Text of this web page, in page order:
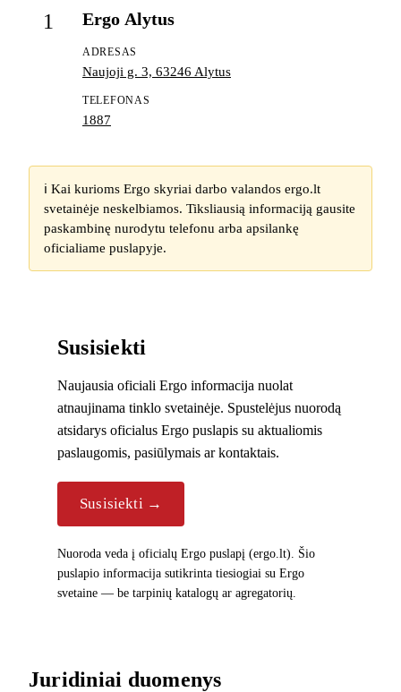
1 Ergo Alytus
ADRESAS
Naujoji g. 3, 63246 Alytus
TELEFONAS
1887
ℹ️ Kai kurioms Ergo skyriai darbo valandos ergo.lt
svetainėje neskelbiamos. Tiksliausią informaciją gausite
paskambinę nurodytu telefonu arba apsilankę
oficialiame puslapyje.
Susisiekti
Naujausia oficiali Ergo informacija nuolat
atnaujinama tinklo svetainėje. Spustelėjus nuorodą
atsidarys oficialus Ergo puslapis su aktualiomis
paslaugomis, pasiūlymais ar kontaktais.
Susisiekti →
Nuoroda veda į oficialų Ergo puslapį (ergo.lt). Šio
puslapio informacija sutikrinta tiesiogiai su Ergo
svetaine — be tarpinių katalogų ar agregatorių.
Juridiniai duomenys